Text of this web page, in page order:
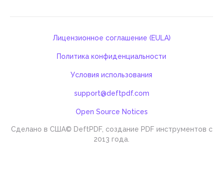
Сделано в США© DeftPDF, создание PDF инструментов с
2013 года.
Лицензионное соглашение (EULA)
Политика конфиденциальности
Условия использования
support@deftpdf.com
Open Source Notices